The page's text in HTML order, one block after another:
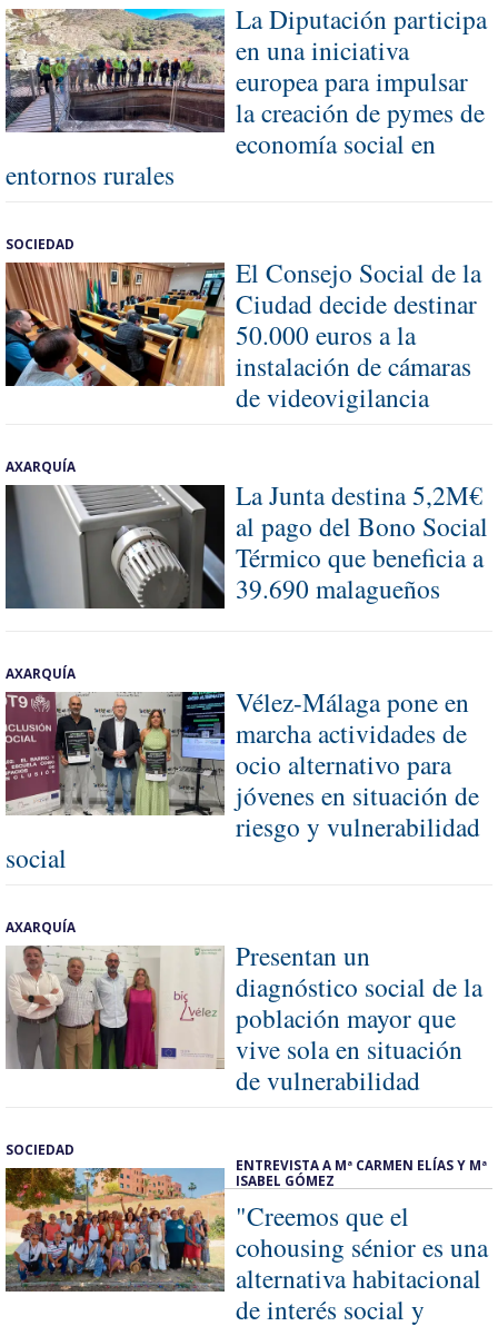
La Diputación participa
en una iniciativa
europea para impulsar
la creación de pymes de
economía social en
entornos rurales
SOCIEDAD
El Consejo Social de la
Ciudad decide destinar
50.000 euros a la
instalación de cámaras
de videovigilancia
AXARQUÍA
La Junta destina 5,2M€
al pago del Bono Social
Térmico que beneficia a
39.690 malagueños
AXARQUÍA
Vélez-Málaga pone en
marcha actividades de
ocio alternativo para
jóvenes en situación de
riesgo y vulnerabilidad
social
AXARQUÍA
Presentan un
diagnóstico social de la
población mayor que
vive sola en situación
de vulnerabilidad
SOCIEDAD
ENTREVISTA A Mª CARMEN ELÍAS Y Mª
ISABEL GÓMEZ
"Creemos que el
cohousing sénior es una
alternativa habitacional
de interés social y